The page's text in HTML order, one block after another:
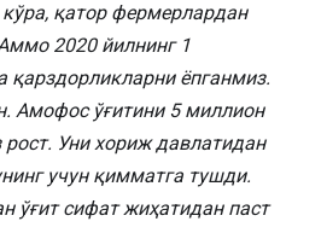
кўра, қатор фермерлардан
2020 йилнинг 1
қарздорликларни ёпганмиз.
Амофос ўғитини 5 миллион
Уни хориж давлатидан
учун қимматга тушди.
ўғит сифат жиҳатидан паст